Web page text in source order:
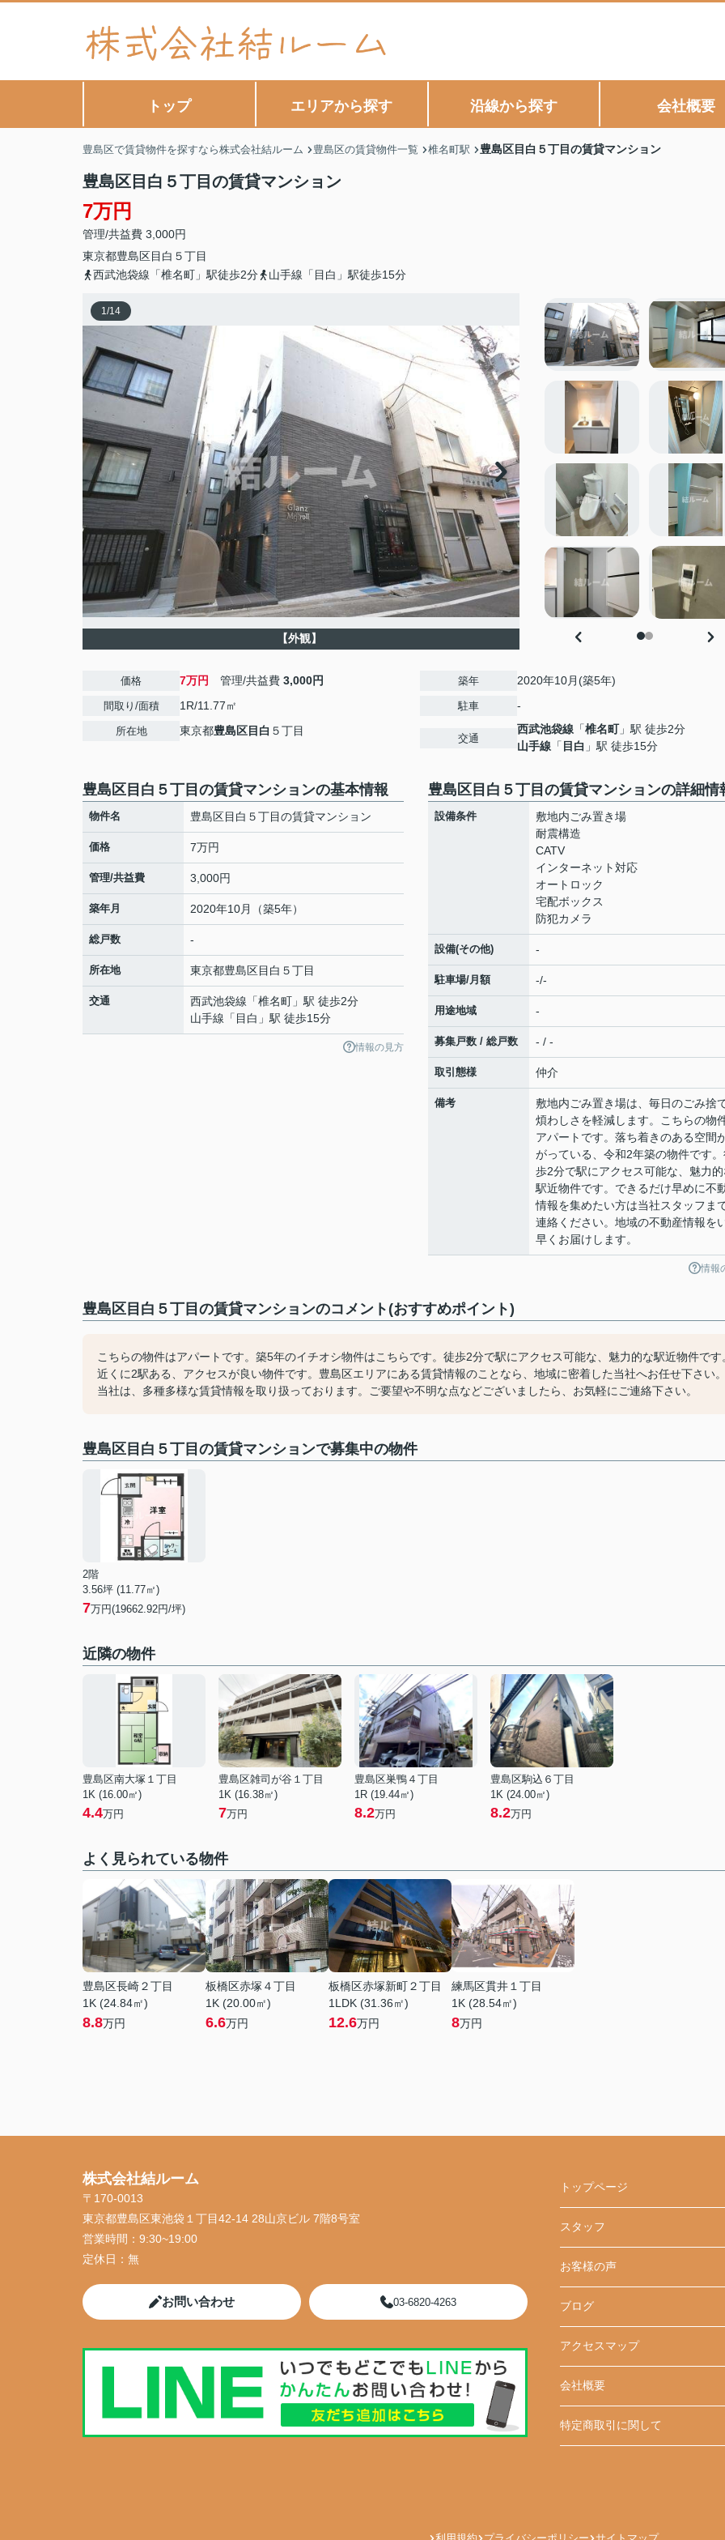
トップ エリアから探す 沿線から探す 会社概要
豊島区で賃貸物件を探すなら株式会社結ルーム 豊島区の賃貸物件一覧 椎名町駅 豊島区目白５丁目の賃貸マンション
豊島区目白５丁目の賃貸マンション
7万円
管理/共益費 3,000円
東京都豊島区目白 ５丁目
西武池袋線「椎名町」駅徒歩2分
山手線「目白」駅徒歩15分
1/14
【外観】
価格 7万円 管理/共益費 3,000円
間取り/面積 1R/11.77㎡
所在地 東京都豊島区目白 ５丁目
築年 2020年10月(築5年)
駐車 -
交通
西武池袋線 「椎名町」駅 徒歩2分
山手線 「 目白 」駅 徒歩15分
豊島区目白５丁目の賃貸マンションの基本情報
物件名 豊島区目白５丁目の賃貸マンション
価格 7万円
管理/共益費 3,000円
築年月 2020年10月（築5年）
総戸数 -
所在地 東京都豊島区目白 ５丁目
交通 西武池袋線 「椎名町 」駅 徒歩2分
山手線 「 目白 」駅 徒歩15分
情報の見方
豊島区目白５丁目の賃貸マンションの詳細情
設備条件
敷地内ごみ置き場
耐震構造
CATV
インターネット対応
オートロック
宅配ボックス
防犯カメラ
設備(その他) -
駐車場/月額 -/-
用途地域 -
募集戸数 / 総戸数 - / -
取引態様 仲介
備考
敷地内ごみ置き場は、毎日のごみ捨
煩わしさを軽減します。こちらの物
アパートです。落ち着きのある空間
がっている、令和2年築の物件です
歩2分で駅にアクセス可能な、魅力
駅近物件です。できるだけ早めに不
情報を集めたい方は当社スタッフま
連絡ください。地域の不動産情報を
早くお届けします。
情報
豊島区目白５丁目の賃貸マンションのコメント(おすすめポイント)
こちらの物件はアパートです。築5年のイチオシ物件はこちらです。徒歩2分で駅にアクセス可能な、魅力的な駅近物件です
近くに2駅ある、アクセスが良い物件です。豊島区エリアにある賃貸情報のことなら、地域に密着した当社へお任せ下さい
当社は、多種多様な賃貸情報を取り扱っております。ご要望や不明な点などございましたら、お気軽にご連絡下さい。
豊島区目白５丁目の賃貸マンションで募集中の物件
2階
3.56坪 (11.77㎡)
7万円(19662.92円/坪)
近隣の物件
豊島区南大塚１丁目
1K (16.00㎡)
4.4万円
豊島区雑司が谷１丁目
1K (16.38㎡)
7万円
豊島区巣鴨４丁目
1R (19.44㎡)
8.2万円
豊島区駒込６丁目
1K (24.00㎡)
8.2万円
よく見られている物件
豊島区長崎２丁目
1K (24.84㎡)
8.8万円
板橋区赤塚４丁目
1K (20.00㎡)
6.6万円
板橋区赤塚新町２丁目
1LDK (31.36㎡)
12.6万円
練馬区貫井１丁目
1K (28.54㎡)
8万円
株式会社結ルーム
〒170-0013
東京都豊島区東池袋１丁目42-14 28山京ビル 7階8号室
営業時間： 9:30~19:00
定休日： 無
お問い合わせ 03-6820-4263
トップページ
スタッフ
お客様の声
ブログ
アクセスマップ
会社概要
特定商取引に関して